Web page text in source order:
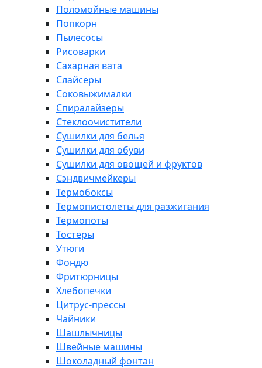
Поломойные машины
Попкорн
Пылесосы
Рисоварки
Сахарная вата
Слайсеры
Соковыжималки
Спиралайзеры
Стеклоочистители
Сушилки для белья
Сушилки для обуви
Сушилки для овощей и фруктов
Сэндвичмейкеры
Термобоксы
Термопистолеты для разжигания
Термопоты
Тостеры
Утюги
Фондю
Фритюрницы
Хлебопечки
Цитрус-прессы
Чайники
Шашлычницы
Швейные машины
Шоколадный фонтан